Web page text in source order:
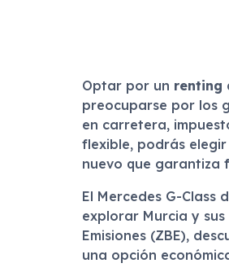
Optar por un renting
preocuparse por los
en carretera,
flexible, podrás
nuevo que garantiza
El Mercedes G-
explorar Murcia y
Emisiones (ZBE),
una opción